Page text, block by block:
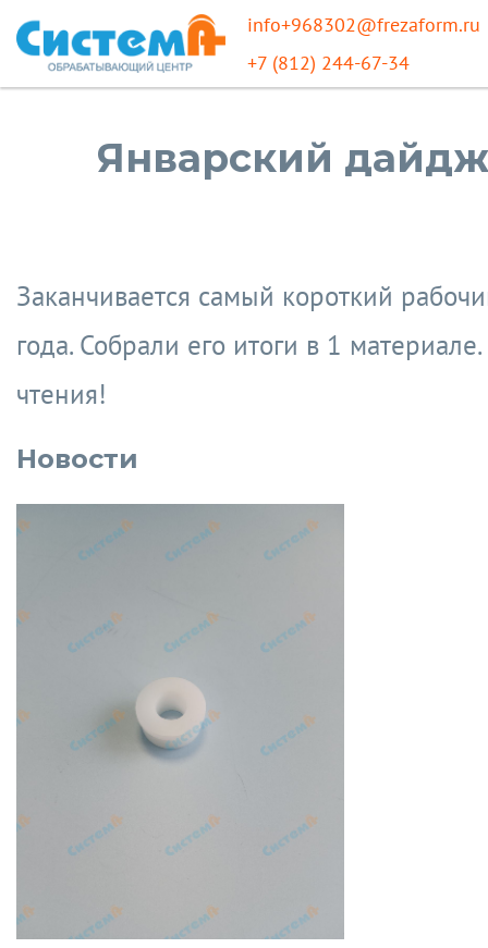
info+968302@frezaform.ru
+7 (812) 244-67-34
Январский
Заканчивается самый короткий
года. Собрали его итоги в 1
чтения!
Новости